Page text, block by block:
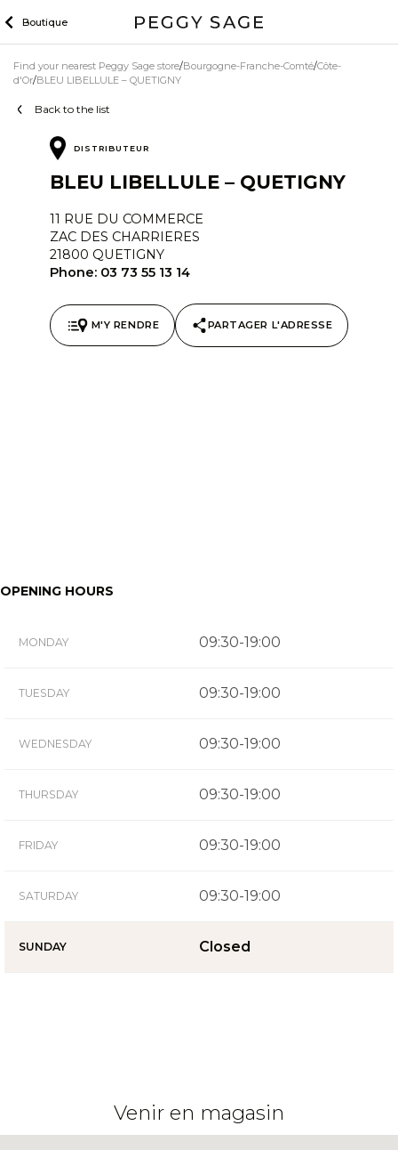
to
Boutique
Back to the list
Find your nearest Peggy Sage store Bourgogne-Franche-Comté Côte-
d'Or BLEU LIBELLULE – QUETIGNY
DISTRIBUTEUR
BLEU LIBELLULE – QUETIGNY
11 RUE DU COMMERCE
ZAC DES CHARRIERES
21800 QUETIGNY
Phone: 03 73 55 13 14
M'Y RENDRE PARTAGER L'ADRESSE
OPENING HOURS
MONDAY 09:30-19:00
TUESDAY 09:30-19:00
WEDNESDAY 09:30-19:00
THURSDAY 09:30-19:00
FRIDAY 09:30-19:00
SATURDAY 09:30-19:00
SUNDAY Closed
Venir en magasin